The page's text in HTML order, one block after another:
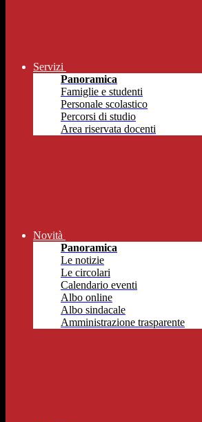
Servizi
Panoramica
Famiglie e studenti
Personale scolastico
Percorsi di studio
Area riservata docenti
Novità
Panoramica
Le notizie
Le circolari
Calendario eventi
Albo online
Albo sindacale
Amministrazione trasparente